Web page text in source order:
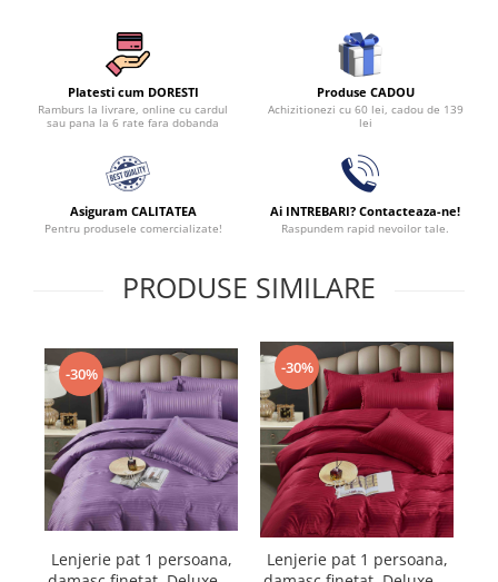
Platesti cum DORESTI
Ramburs la livrare, online cu cardul
sau pana la 6 rate fara dobanda
Produse CADOU
Achizitionezi cu 60 lei, cadou de 139
lei
Asiguram CALITATEA
Pentru produsele comercializate!
Ai INTREBARI? Contacteaza-ne!
Raspundem rapid nevoilor tale.
PRODUSE SIMILARE
-30%
Lenjerie pat 1 persoana,
-30%
Lenjerie pat 1 persoana,